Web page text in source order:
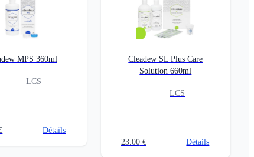
MPS 360ml
LCS
Détails
Cleadew SL Plus Care
Solution 660ml
LCS
23.00 € Détails